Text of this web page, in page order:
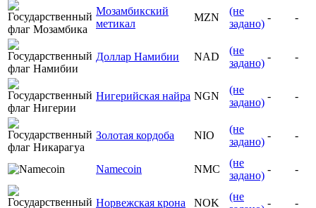
Мозамбикский
метикал
MZN
(не
задано)
- -
Доллар Намибии NAD
(не
задано)
- -
Нигерийская найра NGN
(не
задано)
- -
Золотая кордоба NIO
(не
задано)
- -
Namecoin NMC
(не
задано)
- -
Норвежская крона NOK
(не
- -